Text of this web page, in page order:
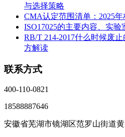
与选择策略
CMA认定范围清单：2025
ISO17025的主要内容、实
RB/T 214-2017什么时候废
方解读
联系方式
400-110-0821
18588887646
安徽省芜湖市镜湖区范罗山街道